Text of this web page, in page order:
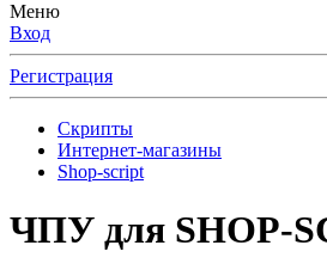
Меню
Вход
Регистрация
Скрипты
Интернет-магазины
Shop-script
ЧПУ для SHOP-